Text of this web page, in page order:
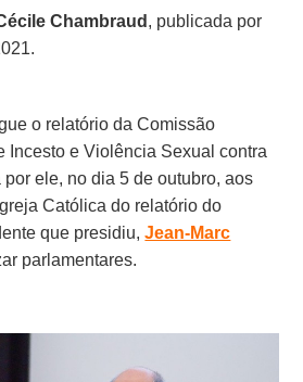
Chambraud , publicada por
o relatório da Comissão
Incesto e Violência Sexual contra
ele, no dia 5 de outubro, aos
Católica do relatório do
que presidiu,Jean-Marc
parlamentares.